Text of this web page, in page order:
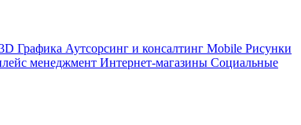
Графика Аутсорсинг и консалтинг Mobile Рисунки
менеджмент Интернет-магазины Социальные